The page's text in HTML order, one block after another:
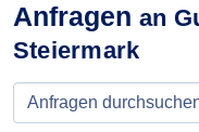
Anfragen an
Steiermark